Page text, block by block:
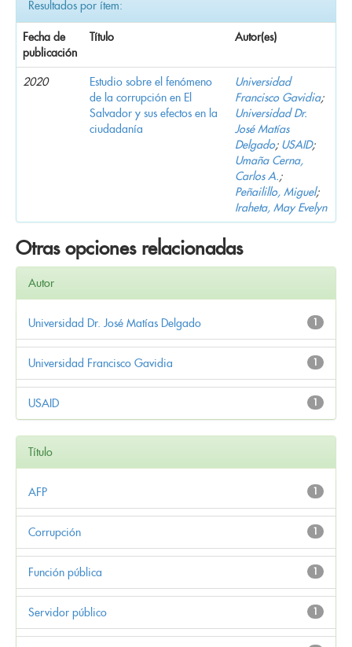
Resultados por ítem:
Fecha de
publicación
Título Autor(es)
2020
Estudio sobre el fenómeno
de la corrupción en El
Salvador y sus efectos en la
ciudadanía
Universidad
Francisco Gavidia;
Universidad Dr.
José Matías
Delgado; USAID;
Umaña Cerna,
Carlos A.;
Peñailillo, Miguel;
Iraheta, May Evelyn
Otras opciones relacionadas
Autor
1
Universidad Dr. José Matías Delgado
1
Universidad Francisco Gavidia
1
USAID
Título
1
AFP
1
Corrupción
1
Función pública
1
Servidor público